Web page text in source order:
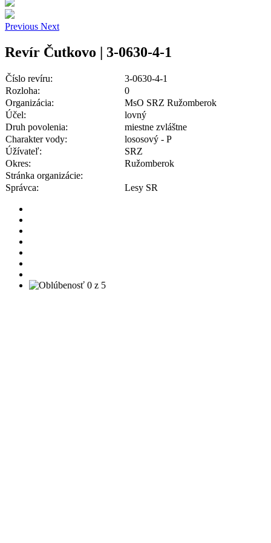
Previous Next
Revír Čutkovo | 3-0630-4-1
Číslo revíru:
3-0630-4-1
Rozloha:
0
Organizácia:
MsO SRZ Ružomberok
Účel:
lovný
Druh povolenia:
miestne zvláštne
Charakter vody:
lososový - P
Úžívateľ:
SRZ
Okres:
Ružomberok
Stránka organizácie:
Správca:
Lesy SR